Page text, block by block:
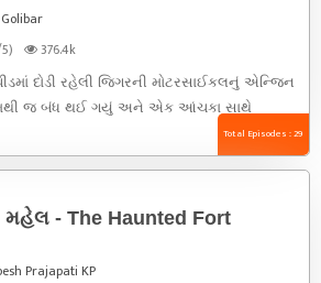
376.4k
દોડી રહેલી જિગરની મોટરસાઈકલનું એન્જિન
જ બંધ થઈ ગયું અને એક આંચકા સાથે
Total Episodes : 29
મહેલ - The Haunted Fort
Prajapati KP